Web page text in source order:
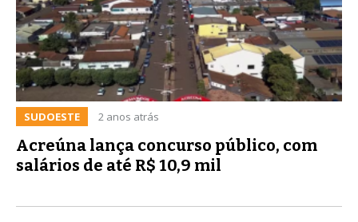
SUDOESTE 2 anos atrás
Acreúna lança concurso público, com
salários de até R$ 10,9 mil